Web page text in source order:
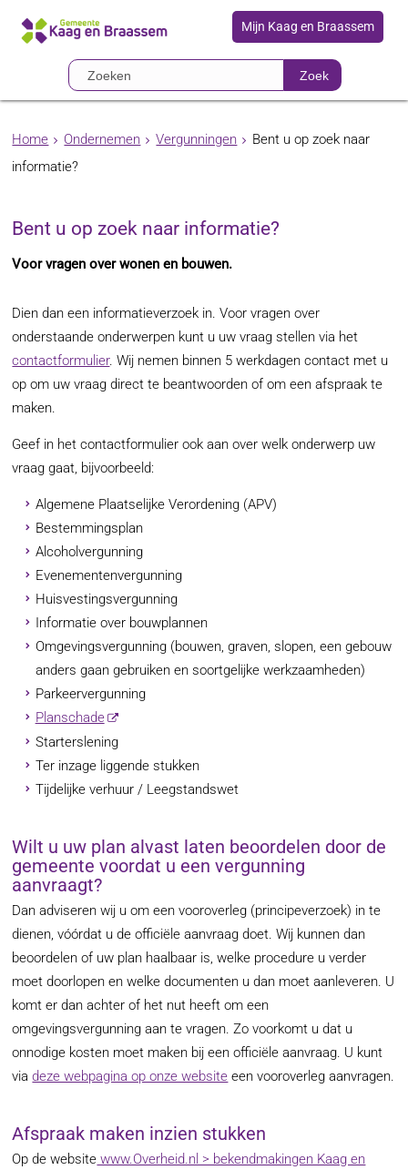
Mijn Kaag en Braassem
Zoek
Home Ondernemen Vergunningen
Bent u op zoek naar
informatie?
Bent u op zoek naar informatie?
Voor vragen over wonen en bouwen.
Dien dan een informatieverzoek in. Voor vragen over
onderstaande onderwerpen kunt u uw vraag stellen via het
contactformulier. Wij nemen binnen 5 werkdagen contact met u
op om uw vraag direct te beantwoorden of om een afspraak te
maken.
Geef in het contactformulier ook aan over welk onderwerp uw
vraag gaat, bijvoorbeeld:
Algemene Plaatselijke Verordening (APV)
Bestemmingsplan
Alcoholvergunning
Evenementenvergunning
Huisvestingsvergunning
Informatie over bouwplannen
Omgevingsvergunning (bouwen, graven, slopen, een gebouw
anders gaan gebruiken en soortgelijke werkzaamheden)
Parkeervergunning
Planschade
Starterslening
Ter inzage liggende stukken
Tijdelijke verhuur / Leegstandswet
Wilt u uw plan alvast laten beoordelen door de
gemeente voordat u een vergunning
aanvraagt?
Dan adviseren wij u om een vooroverleg (principeverzoek) in te
dienen, vóórdat u de officiële aanvraag doet. Wij kunnen dan
beoordelen of uw plan haalbaar is, welke procedure u verder
moet doorlopen en welke documenten u dan moet aanleveren. U
komt er dan achter of het nut heeft om een
omgevingsvergunning aan te vragen. Zo voorkomt u dat u
onnodige kosten moet maken bij een officiële aanvraag. U kunt
viadeze webpagina op onze website een vooroverleg aanvragen.
Afspraak maken inzien stukken
Op de website www.Overheid.nl > bekendmakingen Kaag en